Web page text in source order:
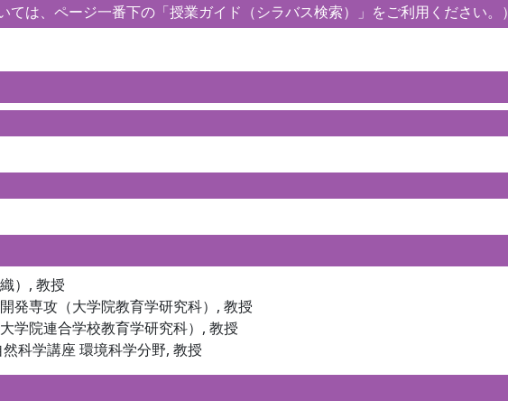
、ページ一番下の「授業ガイド（シラバス検索）」をご利用ください。）
）, 教授
発専攻（大学院教育学研究科）, 教授
学院連合学校教育学研究科）, 教授
科学講座 環境科学分野, 教授